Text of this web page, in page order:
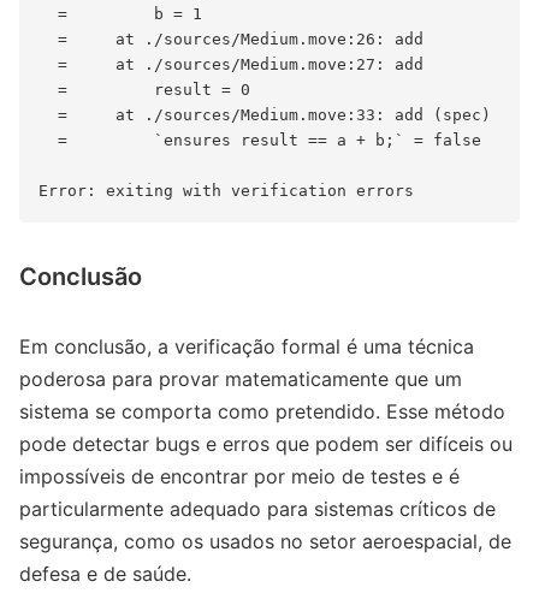
  =         b = 1
  =     at ./sources/Medium.move:26: add
  =     at ./sources/Medium.move:27: add
  =         result = 0
  =     at ./sources/Medium.move:33: add (spec)
  =         `ensures result == a + b;` = false
Conclusão
Em conclusão, a verificação formal é uma técnica
poderosa para provar matematicamente que um
sistema se comporta como pretendido. Esse método
pode detectar bugs e erros que podem ser difíceis ou
impossíveis de encontrar por meio de testes e é
particularmente adequado para sistemas críticos de
segurança, como os usados no setor aeroespacial, de
defesa e de saúde.